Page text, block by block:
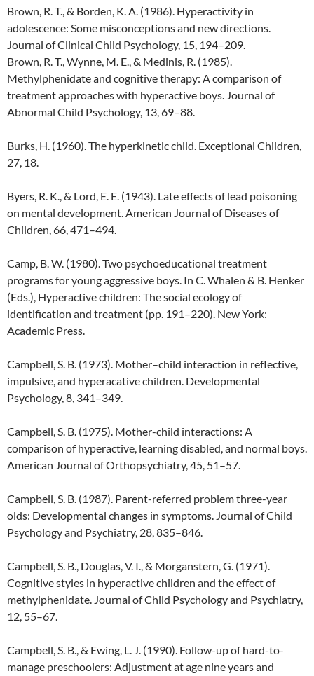
Brown, R. T., & Borden, K. A. (1986). Hyperactivity in
adolescence: Some misconceptions and new directions.
Journal of Clinical Child Psychology, 15, 194–209.
Brown, R. T., Wynne, M. E., & Medinis, R. (1985).
Methylphenidate and cognitive therapy: A comparison of
treatment approaches with hyperactive boys. Journal of
Abnormal Child Psychology, 13, 69–88.
Burks, H. (1960). The hyperkinetic child. Exceptional Children,
27, 18.
Byers, R. K., & Lord, E. E. (1943). Late effects of lead poisoning
on mental development. American Journal of Diseases of
Children, 66, 471–494.
Camp, B. W. (1980). Two psychoeducational treatment
programs for young aggressive boys. In C. Whalen & B. Henker
(Eds.), Hyperactive children: The social ecology of
identification and treatment (pp. 191–220). New York:
Academic Press.
Campbell, S. B. (1973). Mother–child interaction in reflective,
impulsive, and hyperacative children. Developmental
Psychology, 8, 341–349.
Campbell, S. B. (1975). Mother-child interactions: A
comparison of hyperactive, learning disabled, and normal boys.
American Journal of Orthopsychiatry, 45, 51–57.
Campbell, S. B. (1987). Parent-referred problem three-year
olds: Developmental changes in symptoms. Journal of Child
Psychology and Psychiatry, 28, 835–846.
Campbell, S. B., Douglas, V. I., & Morganstern, G. (1971).
Cognitive styles in hyperactive children and the effect of
methylphenidate. Journal of Child Psychology and Psychiatry,
12, 55–67.
Campbell, S. B., & Ewing, L. J. (1990). Follow-up of hard-to-
manage preschoolers: Adjustment at age nine years and